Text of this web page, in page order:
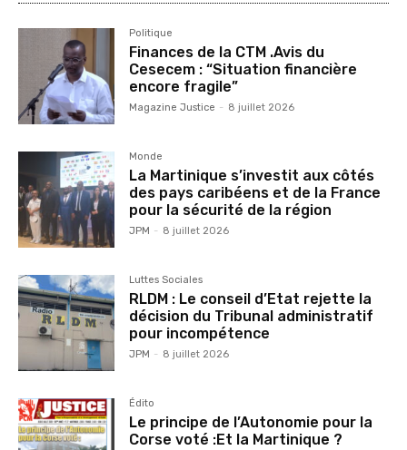
Politique
Finances de la CTM .Avis du
Cesecem : “Situation financière
encore fragile”
Magazine Justice - 8 juillet 2026
Monde
La Martinique s’investit aux côtés
des pays caribéens et de la France
pour la sécurité de la région
JPM - 8 juillet 2026
Luttes Sociales
RLDM : Le conseil d’Etat rejette la
décision du Tribunal administratif
pour incompétence
JPM - 8 juillet 2026
Édito
Le principe de l’Autonomie pour la
Corse voté :Et la Martinique ?